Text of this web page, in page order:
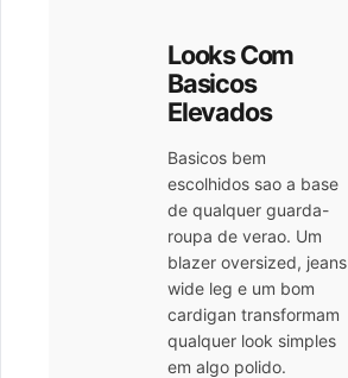
Looks Com
Basicos
Elevados
Basicos bem
escolhidos sao a base
de qualquer guarda-
roupa de verao. Um
blazer oversized, jeans
wide leg e um bom
cardigan transformam
qualquer look simples
em algo polido.